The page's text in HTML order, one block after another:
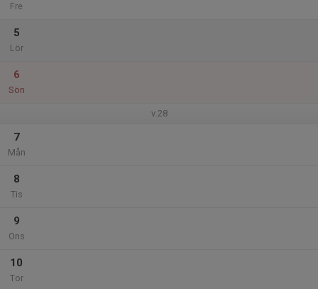
Fre
5
Lör
6
Sön
v.28
7
Mån
8
Tis
9
Ons
10
Tor